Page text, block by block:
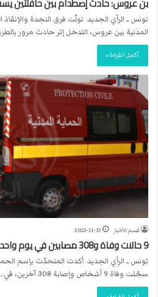
تونس ــ الرأي الجديد تولّت فرق النجدة والإنقاذ
المدنية ببن عروس، التدخل إثر حادث مرور
أكمل القراءة »
قسم الأخبار 2023-11-13
9 حالات وفاة و308 مصابين في يوم واحد بتونس
تونس ــ الرأي الجديد أكدت المتحدّث بإسم
سجّلت وفاة 9 أشخاص وإصابة 308 آخرين، في…